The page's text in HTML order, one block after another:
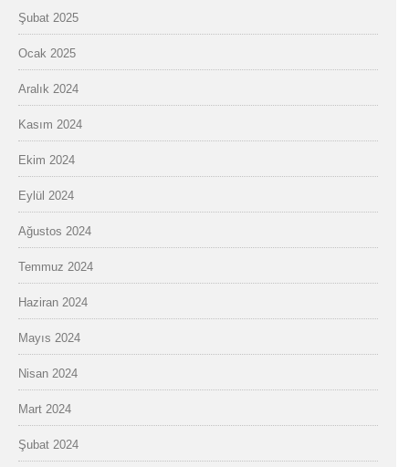
Şubat 2025
Ocak 2025
Aralık 2024
Kasım 2024
Ekim 2024
Eylül 2024
Ağustos 2024
Temmuz 2024
Haziran 2024
Mayıs 2024
Nisan 2024
Mart 2024
Şubat 2024